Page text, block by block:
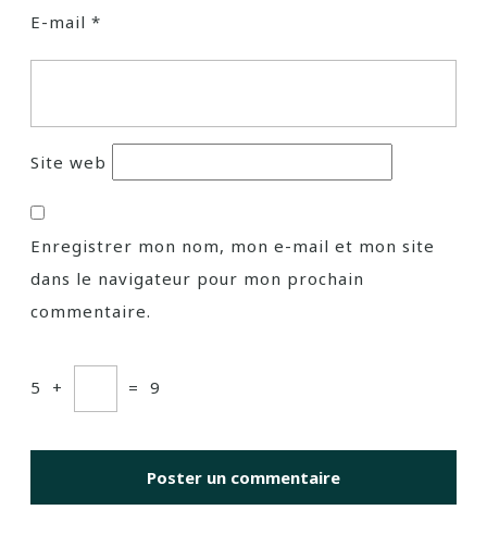
E-mail *
Site web
Enregistrer mon nom, mon e-mail et mon site
dans le navigateur pour mon prochain
commentaire.
5 + = 9